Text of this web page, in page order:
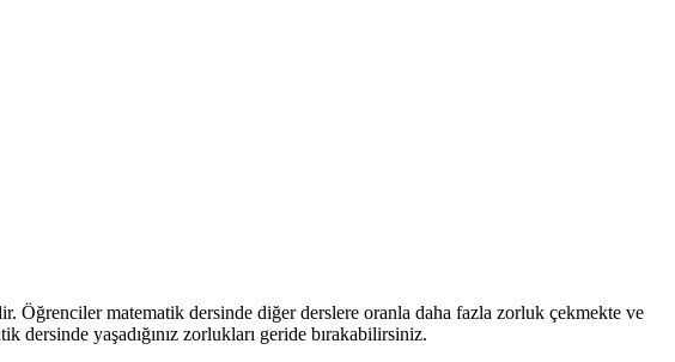
matematik dersinde diğer derslere oranla daha fazla zorluk çekmekte ve
yaşadığınız zorlukları geride bırakabilirsiniz.